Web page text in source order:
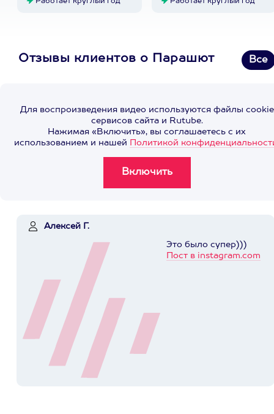
Отзывы клиентов о Парашют Все
Для воспроизведения видео используются файлы cookie
сервисов сайта и Rutube.
Нажимая «Включить», вы соглашаетесь с их
использованием и нашей Политикой
Алексей Г.
Это было супер)))
Пост в instagram.com